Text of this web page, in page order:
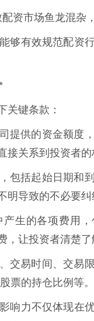
资市场鱼龙混杂
够有效规范配资
关键条款：
提供的资金额度
关系到投资者的
包括起始日期和
导致的不必要纠
生的各项费用
让投资者清楚了
交易时间、交易
票的持仓比例等。
响力不仅体现在